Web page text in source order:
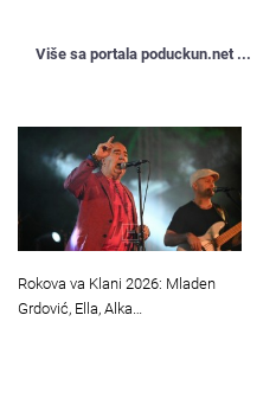
Više sa portala poduckun.net ...
Rokova va Klani 2026: Mladen
Grdović, Ella, Alka…